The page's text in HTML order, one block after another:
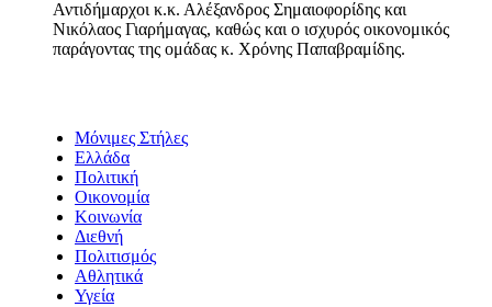
Αντιδήμαρχοι κ.κ. Αλέξανδρος Σημαιοφορίδης και
Νικόλαος Γιαρήμαγας, καθώς και ο ισχυρός οικονομικός
παράγοντας της ομάδας κ. Χρόνης Παπαβραμίδης.
Μόνιμες Στήλες
Ελλάδα
Πολιτική
Οικονομία
Κοινωνία
Διεθνή
Πολιτισμός
Αθλητικά
Υγεία